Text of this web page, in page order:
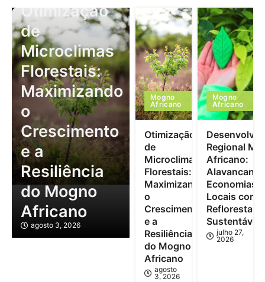
Otimização
de
Microclimas
Florestais:
Maximizando
o
Crescimento
e a
Resiliência
do Mogno
Africano
agosto 3, 2026
Mogno
Africano
Otimização
de
Microclimas
Florestais:
Maximizando
o
Crescimento
e a
Resiliência
do Mogno
Africano
agosto
3, 2026
Mogno
Africano
Regional
Africano:
Economias
Locais com
Sustentável
julho 27,
2026